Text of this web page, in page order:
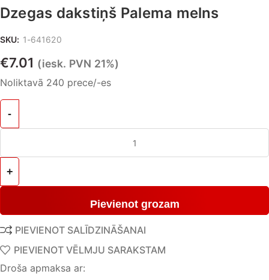
Dzegas dakstiņš Palema melns
SKU: 1-641620
€7.01 (iesk. PVN 21%)
Noliktavā 240 prece/-es
Pievienot grozam
Droša apmaksa ar:
PIEVIENOT SALĪDZINĀŠANAI
PIEVIENOT VĒLMJU SARAKSTAM